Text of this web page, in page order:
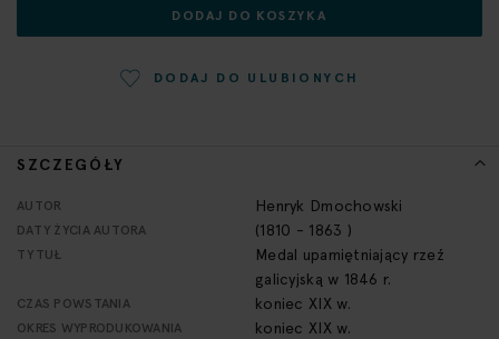
SZCZEGÓŁY
Więcej
informacji
AUTOR Henryk Dmochowski
DATY ŻYCIA AUTORA (1810 - 1863 )
TYTUŁ
Medal upamiętniający rzeź
galicyjską w 1846 r.
CZAS POWSTANIA koniec XIX w.
OKRES WYPRODUKOWANIA koniec XIX w.
DODAJ DO KOSZYKA
DODAJ DO ULUBIONYCH